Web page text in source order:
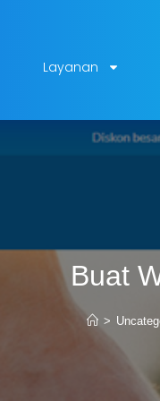
Layanan
Buat
>